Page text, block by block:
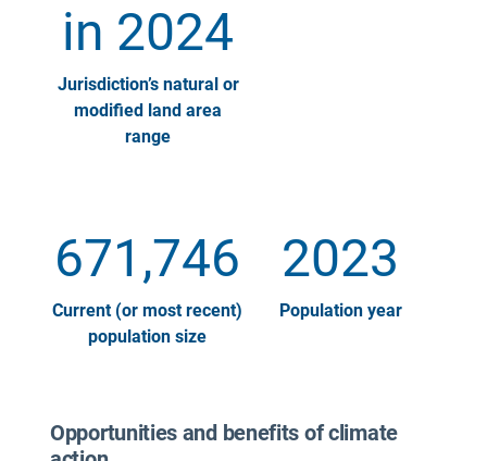
in 2024
Jurisdiction’s natural or
modified land area
range
671,746
Current (or most recent)
population size
2023
Population year
Opportunities and benefits of climate